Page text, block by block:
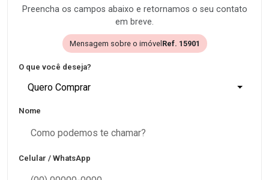
Preencha os campos abaixo e retornamos o seu contato
em breve.
Mensagem sobre o imóvel Ref. 15901
O que você deseja?
Quero Comprar
Nome
Celular / WhatsApp